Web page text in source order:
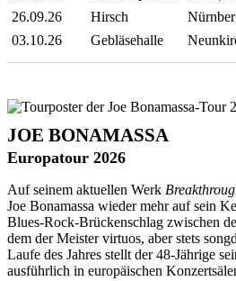
26.09.26
Hirsch
03.10.26
Gebläsehalle
JOE BONAMASSA
Europatour 2026
Auf seinem aktuellen Werk
Joe Bonamassa wieder mehr auf sein
Blues-Rock-Brückenschlag zwischen
dem der Meister virtuos, aber stets
Laufe des Jahres stellt der 48-Jährige
ausführlich in europäischen